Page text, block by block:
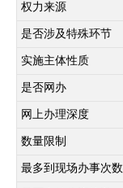
权力来源
是否涉及特殊环节
实施主体性质
是否网办
网上办理深度
数量限制
最多到现场办事次数